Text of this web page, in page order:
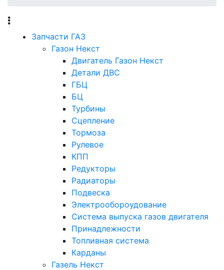
Запчасти ГАЗ
Газон Некст
Двигатель Газон Некст
Детали ДВС
ГБЦ
БЦ
Турбины
Сцепление
Тормоза
Рулевое
КПП
Редукторы
Радиаторы
Подвеска
Электрообороудование
Система выпуска газов двигателя
Принадлежности
Топливная система
Карданы
Газель Некст